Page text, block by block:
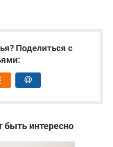
Поделиться с
интересно